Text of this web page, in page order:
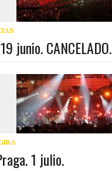
junio. CANCELADO.
1 julio.